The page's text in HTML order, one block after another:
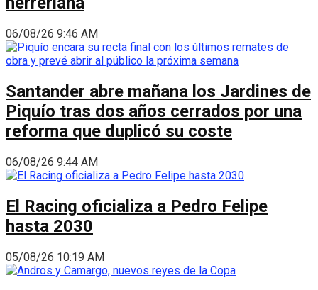
06/08/26 9:46 AM
Santander abre mañana los Jardines de
Piquío tras dos años cerrados por una
reforma que duplicó su coste
06/08/26 9:44 AM
El Racing oficializa a Pedro Felipe
hasta 2030
05/08/26 10:19 AM